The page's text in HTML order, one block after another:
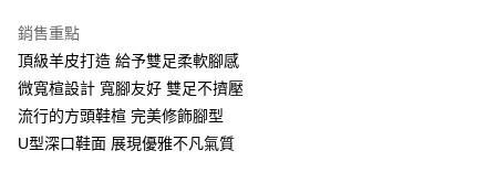
街口支付
悠遊付
AFTEE先享後付
銷售重點
頂級羊皮打造 給予雙足柔軟腳感
微寬楦設計 寬腳友好 雙足不擠壓
流行的方頭鞋楦 完美修飾腳型
U型深口鞋面 展現優雅不凡氣質